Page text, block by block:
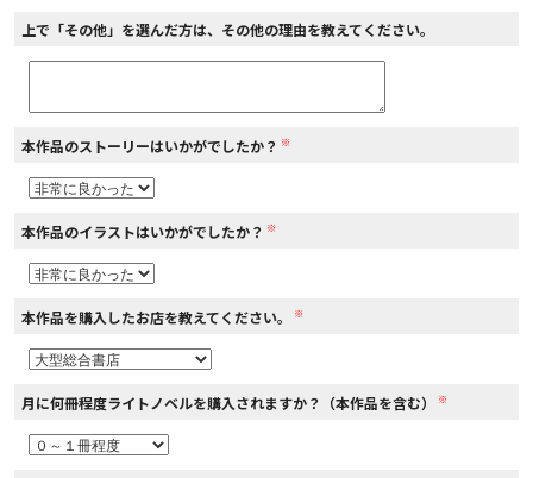
コミックパルフェ
閉じる
上で「その他」を選んだ方は、その他の理由を教えてください。
本作品のストーリーはいかがでしたか？ ※
本作品のイラストはいかがでしたか？ ※
本作品を購入したお店を教えてください。 ※
月に何冊程度ライトノベルを購入されますか？（本作品を含む） ※